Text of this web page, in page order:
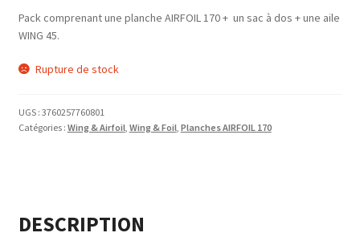
Pack comprenant une planche AIRFOIL 170 + un sac à dos + une aile
WING 45.
Rupture de stock
UGS : 3760257760801
Catégories : Wing & Airfoil, Wing & Foil, Planches AIRFOIL 170
DESCRIPTION